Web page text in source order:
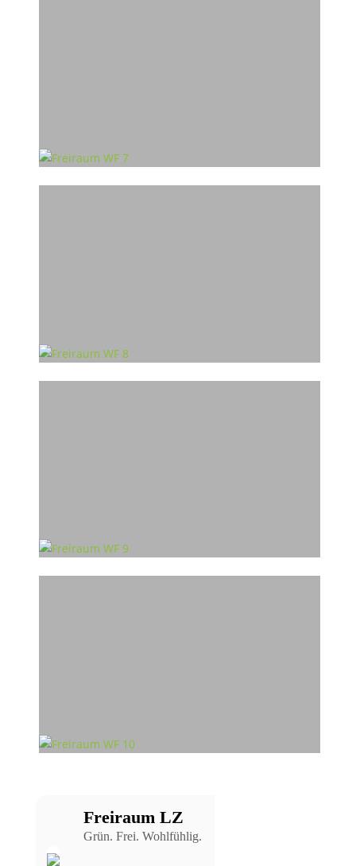
Freiraum LZ
Grün. Frei. Wohlfühlig.